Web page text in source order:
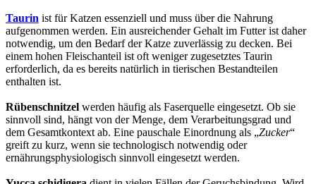
Taurin ist für Katzen essenziell und muss über die Nahrung
aufgenommen werden. Ein ausreichender Gehalt im Futter ist daher
notwendig, um den Bedarf der Katze zuverlässig zu decken. Bei
einem hohen Fleischanteil ist oft weniger zugesetztes Taurin
erforderlich, da es bereits natürlich in tierischen Bestandteilen
enthalten ist.
Rübenschnitzel werden häufig als Faserquelle eingesetzt. Ob sie
sinnvoll sind, hängt von der Menge, dem Verarbeitungsgrad und
dem Gesamtkontext ab. Eine pauschale Einordnung als „Zucker“
greift zu kurz, wenn sie technologisch notwendig oder
ernährungsphysiologisch sinnvoll eingesetzt werden.